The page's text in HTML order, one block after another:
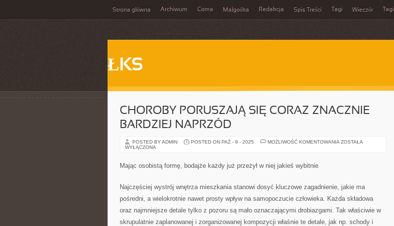
Strona główna Archiwum Coma Małgośka Redakcja Spis Treści Tagi Wieczór Tagi
ŁKS
CHOROBY PORUSZAJĄ SIĘ CORAZ ZNACZNIE
BARDZIEJ NAPRZÓD
POSTED BY ADMIN POSTED ON PAŹ - 9 - 2025 MOŻLIWOŚĆ KOMENTOWANIA CHOROBY
ZOSTAŁA
WYŁĄCZONA
Mając osobistą formę, bodajże każdy już przeżył w niej jakieś wybitnie
Najczęściej wystrój wnętrza mieszkania stanowi dosyć kluczowe zagadnienie, jakie ma
pośredni, a wielokrotnie nawet prosty wpływ na samopoczucie człowieka. Każda składowa
oraz najmniejsze detale tylko z pozoru są mało oznaczającymi drobiazgami. Tak właściwie w
skrupulatnie zaplanowanej i zorganizowanej kompozycji właśnie te detale, jak np. schody i